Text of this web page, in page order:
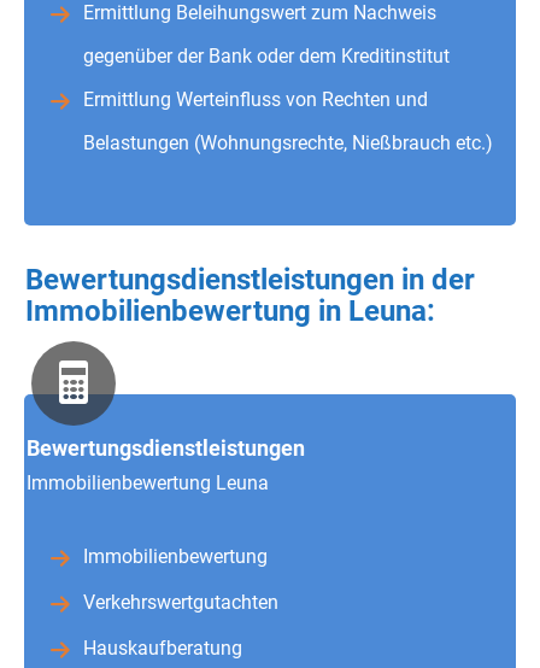
Ermittlung Beleihungswert zum Nachweis
gegenüber der Bank oder dem Kreditinstitut
Ermittlung Werteinfluss von Rechten und
Belastungen (Wohnungsrechte, Nießbrauch etc.)
Bewertungsdienstleistungen in der
Immobilienbewertung in Leuna:
Bewertungsdienstleistungen
Immobilienbewertung Leuna
Immobilienbewertung
Verkehrswertgutachten
Hauskaufberatung